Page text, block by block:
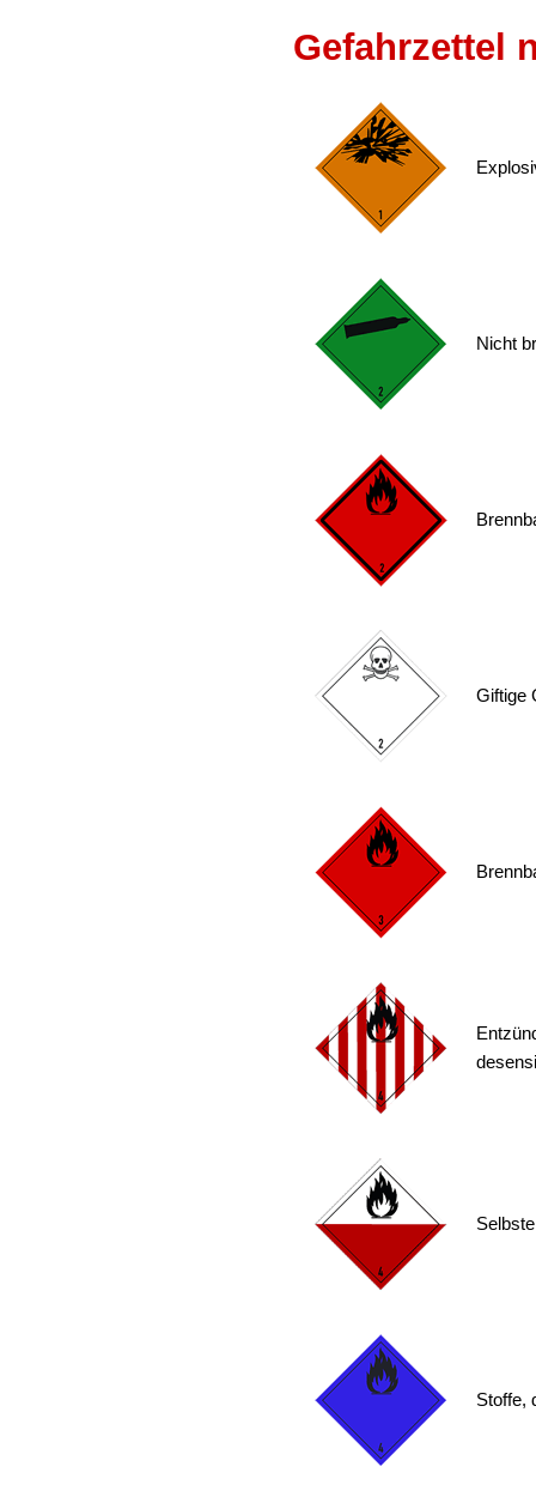
Gefahrzettel
Nicht
Giftige
Stoffe,